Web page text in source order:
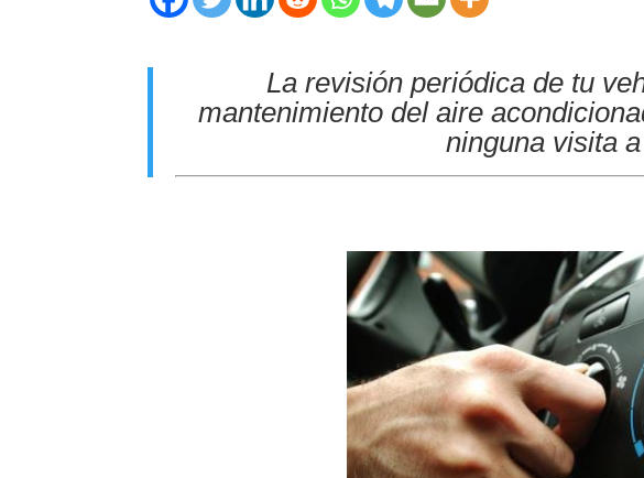
La revisión periódica de tu
mantenimiento del aire
ninguna visita